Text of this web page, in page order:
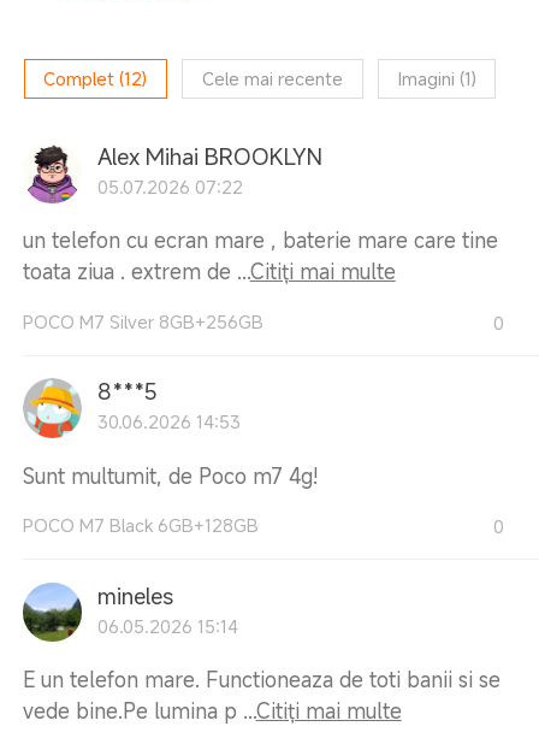
Complet (12) Cele mai recente Imagini (1)
Alex Mihai BROOKLYN
05.07.2026 07:22
un telefon cu ecran mare , baterie mare care tine
toata ziua . extrem de ...Citiți mai multe
POCO M7 Silver 8GB+256GB 0
8***5
30.06.2026 14:53
Sunt multumit, de Poco m7 4g!
POCO M7 Black 6GB+128GB 0
mineles
06.05.2026 15:14
E un telefon mare. Functioneaza de toti banii si se
vede bine.Pe lumina p ...Citiți mai multe